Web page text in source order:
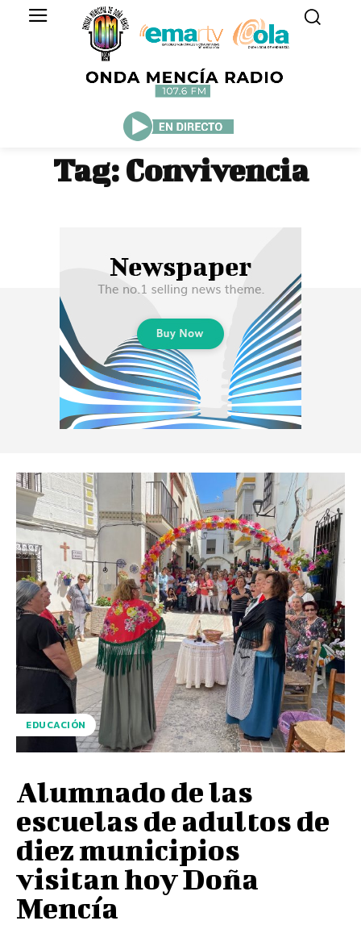
Tag: Convivencia
EDUCACIÓN
Alumnado de las
escuelas de adultos de
diez municipios
visitan hoy Doña
Mencía